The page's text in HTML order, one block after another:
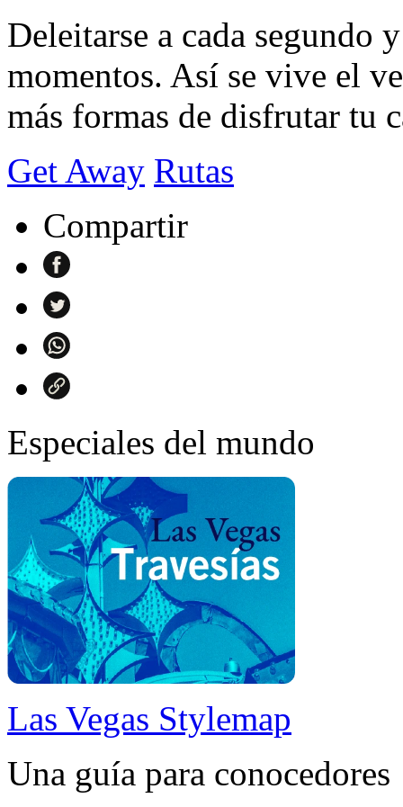
Deleitarse a cada segundo
momentos. Así se vive el
más formas de disfrutar tu
Get Away Rutas
Compartir
Especiales del mundo
Las Vegas Stylemap
Una guía para conocedores